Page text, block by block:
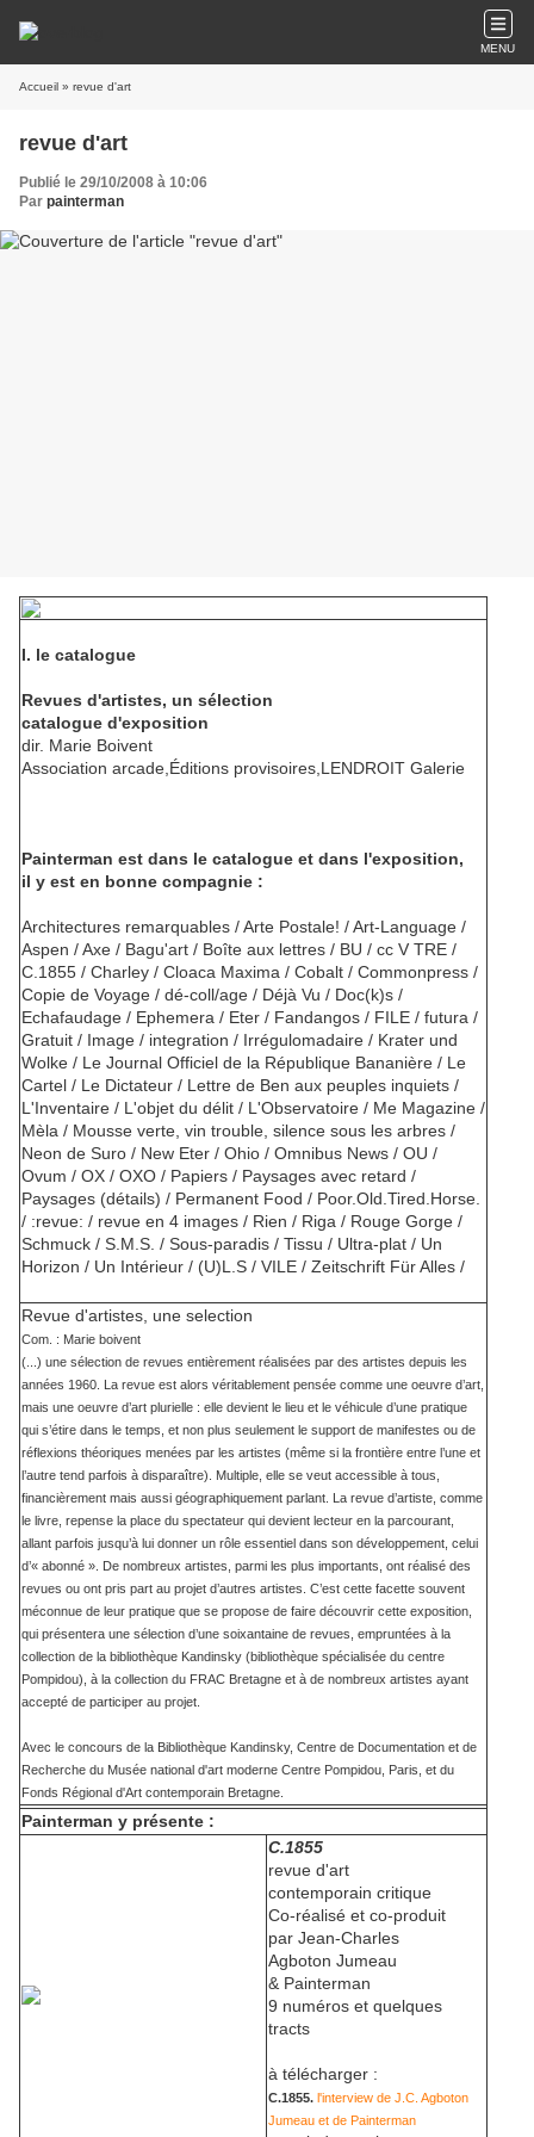
MENU
Accueil » revue d'art
revue d'art
Publié le 29/10/2008 à 10:06
Par painterman
I. le catalogue
Revues d'artistes, un sélection
catalogue d'exposition
dir. Marie Boivent
Association arcade,Éditions provisoires,LENDROIT Galerie
Painterman est dans le catalogue et dans l'exposition,
il y est en bonne compagnie :
Architectures remarquables / Arte Postale! / Art-Language /
Aspen / Axe / Bagu'art / Boîte aux lettres / BU / cc V TRE /
C.1855 / Charley / Cloaca Maxima / Cobalt / Commonpress /
Copie de Voyage / dé-coll/age / Déjà Vu / Doc(k)s /
Echafaudage / Ephemera / Eter / Fandangos / FILE / futura /
Gratuit / Image / integration / Irrégulomadaire / Krater und
Wolke / Le Journal Officiel de la République Bananière / Le
Cartel / Le Dictateur / Lettre de Ben aux peuples inquiets /
L'Inventaire / L'objet du délit / L'Observatoire / Me Magazine /
Mèla / Mousse verte, vin trouble, silence sous les arbres /
Neon de Suro / New Eter / Ohio / Omnibus News / OU /
Ovum / OX / OXO / Papiers / Paysages avec retard /
Paysages (détails) / Permanent Food / Poor.Old.Tired.Horse.
/ :revue: / revue en 4 images / Rien / Riga / Rouge Gorge /
Schmuck / S.M.S. / Sous-paradis / Tissu / Ultra-plat / Un
Horizon / Un Intérieur / (U)L.S / VILE / Zeitschrift Für Alles /
Revue d'artistes, une selection
Com. : Marie boivent
(...) une sélection de revues entièrement réalisées par des artistes depuis les
années 1960. La revue est alors véritablement pensée comme une oeuvre d’art,
mais une oeuvre d’art plurielle : elle devient le lieu et le véhicule d’une pratique
qui s’étire dans le temps, et non plus seulement le support de manifestes ou de
réflexions théoriques menées par les artistes (même si la frontière entre l’une et
l’autre tend parfois à disparaître). Multiple, elle se veut accessible à tous,
financièrement mais aussi géographiquement parlant. La revue d’artiste, comme
le livre, repense la place du spectateur qui devient lecteur en la parcourant,
allant parfois jusqu’à lui donner un rôle essentiel dans son développement, celui
d’« abonné ». De nombreux artistes, parmi les plus importants, ont réalisé des
revues ou ont pris part au projet d’autres artistes. C’est cette facette souvent
méconnue de leur pratique que se propose de faire découvrir cette exposition,
qui présentera une sélection d’une soixantaine de revues, empruntées à la
collection de la bibliothèque Kandinsky (bibliothèque spécialisée du centre
Pompidou), à la collection du FRAC Bretagne et à de nombreux artistes ayant
accepté de participer au projet.
Avec le concours de la Bibliothèque Kandinsky, Centre de Documentation et de
Recherche du Musée national d'art moderne Centre Pompidou, Paris, et du
Fonds Régional d'Art contemporain Bretagne.
Painterman y présente :
C.1855
revue d'art
contemporain critique
Co-réalisé et co-produit
par Jean-Charles
Agboton Jumeau
& Painterman
9 numéros et quelques
tracts
à télécharger :
C.1855. l'interview de J.C. Agboton
Jumeau et de Painterman